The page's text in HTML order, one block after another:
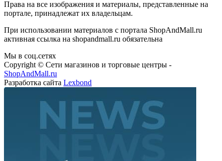
Права на все изображения и материалы, представленные на
портале, принадлежат их владельцам.
При использовании материалов с портала ShopAndMall.ru
активная ссылка на shopandmall.ru обязательна
Мы в соц.сетях
Copyright © Сети магазинов и торговые центры -
ShopAndMall.ru
Разработка сайта Lexbond